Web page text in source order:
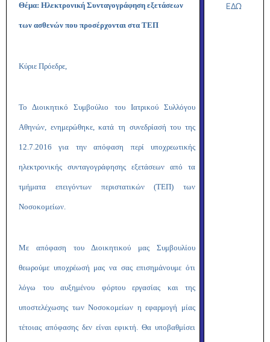
Θέμα: Ηλεκτρονική Συνταγογράφηση εξετάσεων
των ασθενών που προσέρχονται στα ΤΕΠ
Κύριε Πρόεδρε,
Το Διοικητικό Συμβούλιο του Ιατρικού Συλλόγου
Αθηνών, ενημερώθηκε, κατά τη συνεδρίασή του της
12.7.2016 για την απόφαση περί υποχρεωτικής
ηλεκτρονικής συνταγογράφησης εξετάσεων από τα
τμήματα επειγόντων περιστατικών (ΤΕΠ) των
Νοσοκομείων.
Με απόφαση του Διοικητικού μας Συμβουλίου
θεωρούμε υποχρέωσή μας να σας επισημάνουμε ότι
λόγω του αυξημένου φόρτου εργασίας και της
υποστελέχωσης των Νοσοκομείων η εφαρμογή μίας
τέτοιας απόφασης δεν είναι εφικτή. Θα υποβαθμίσει
ΕΔΩ